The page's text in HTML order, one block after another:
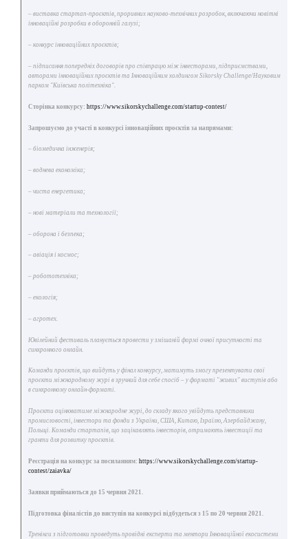
– виставка стартап-проєктів, проривних науково-технічних розробок, включаючи новітні
інноваційні розробки в оборонній галузі;
– конкурс інноваційних проєктів;
– підписання попередніх договорів про співпрацю між інвесторами, підприємствами,
авторами інноваційних проєктів та Інноваційним холдингом Sikorsky Challenge/Науковим
парком "Київська політехніка".
Сторінка конкурсу: https://www.sikorskychallenge.com/startup-contest/
Запрошуємо до участі в конкурсі інноваційних проєктів за напрямами:
– біомедична інженерія;
– воднева економіка;
– чиста енергетика;
– нові матеріали та технології;
– оборона і безпека;
– авіація і космос;
– робототехніка;
– екологія;
– агротех.
Ювілейний фестиваль планується провести у змішаній формі очної присутності та
синхронного онлайн.
Команди проєктів, що вийдуть у фінал конкурсу, матимуть змогу презентувати свої
проєкти міжнародному журі в зручний для себе спосіб – у форматі "живих" виступів або
в синхронному онлайн-форматі.
Проєкти оцінюватиме міжнародне журі, до складу якого увійдуть представники
промисловості, інвестори та фонди з України, США, Китаю, Ізраїлю, Азербайджану,
Польщі. Команди стартапів, що зацікавлять інвесторів, отримають інвестиції та
гранти для розвитку проєктів.
Реєстрація на конкурс за посиланням: https://www.sikorskychallenge.com/startup-
contest/zaiavka/
Заявки приймаються до 15 червня 2021.
Підготовка фіналістів до виступів на конкурсі відбудеться з 15 по 20 червня 2021.
Тренінги з підготовки проведуть провідні експерти та ментори Інноваційної екосистеми